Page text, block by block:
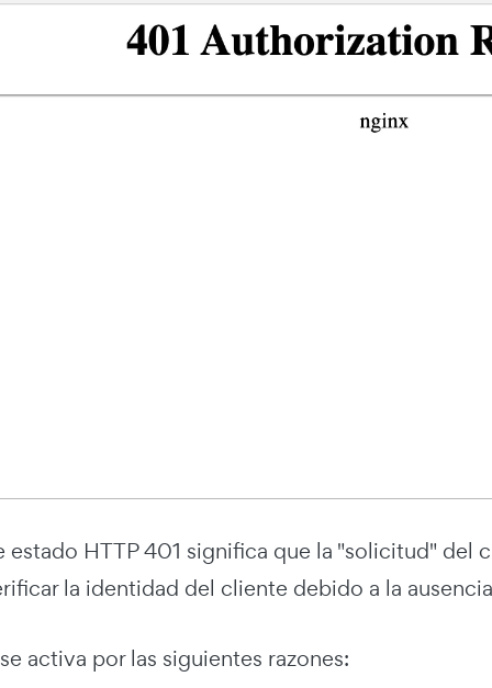
estado HTTP 401 significa que la "solicitud" del
la identidad del cliente debido a la
activa por las siguientes razones: